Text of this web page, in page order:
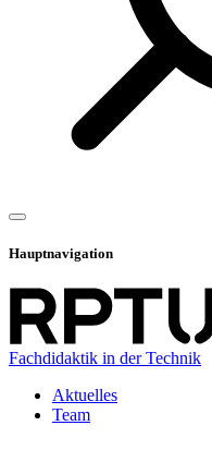
Hauptnavigation
Fachdidaktik in der Technik
Aktuelles
Team